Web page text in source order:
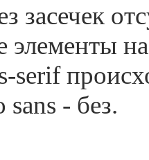
засечек
serif
sans - без.